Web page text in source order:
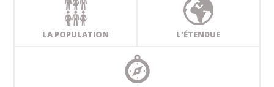
LA POPULATION L'ÉTENDUE